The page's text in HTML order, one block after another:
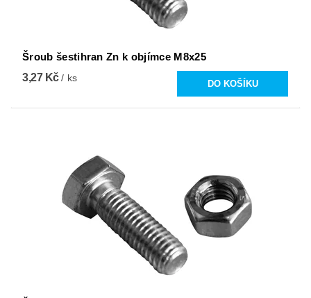
Šroub šestihran Zn k objímce M8x25
3,27 Kč/ ks